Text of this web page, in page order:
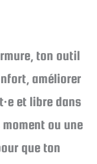
ton outil
améliorer
et libre dans
ou une
que ton